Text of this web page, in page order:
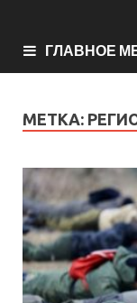
ГЛАВНОЕ
МЕТКА: